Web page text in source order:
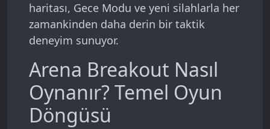
haritası, Gece Modu ve yeni silahlarla her
zamankinden daha derin bir taktik
deneyim sunuyor.
Arena Breakout Nasıl
Oynanır? Temel Oyun
Döngüsü